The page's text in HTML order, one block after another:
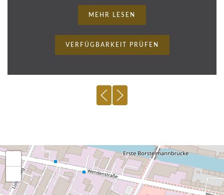
MEHR LESEN
VERFÜGBARKEIT PRÜFEN